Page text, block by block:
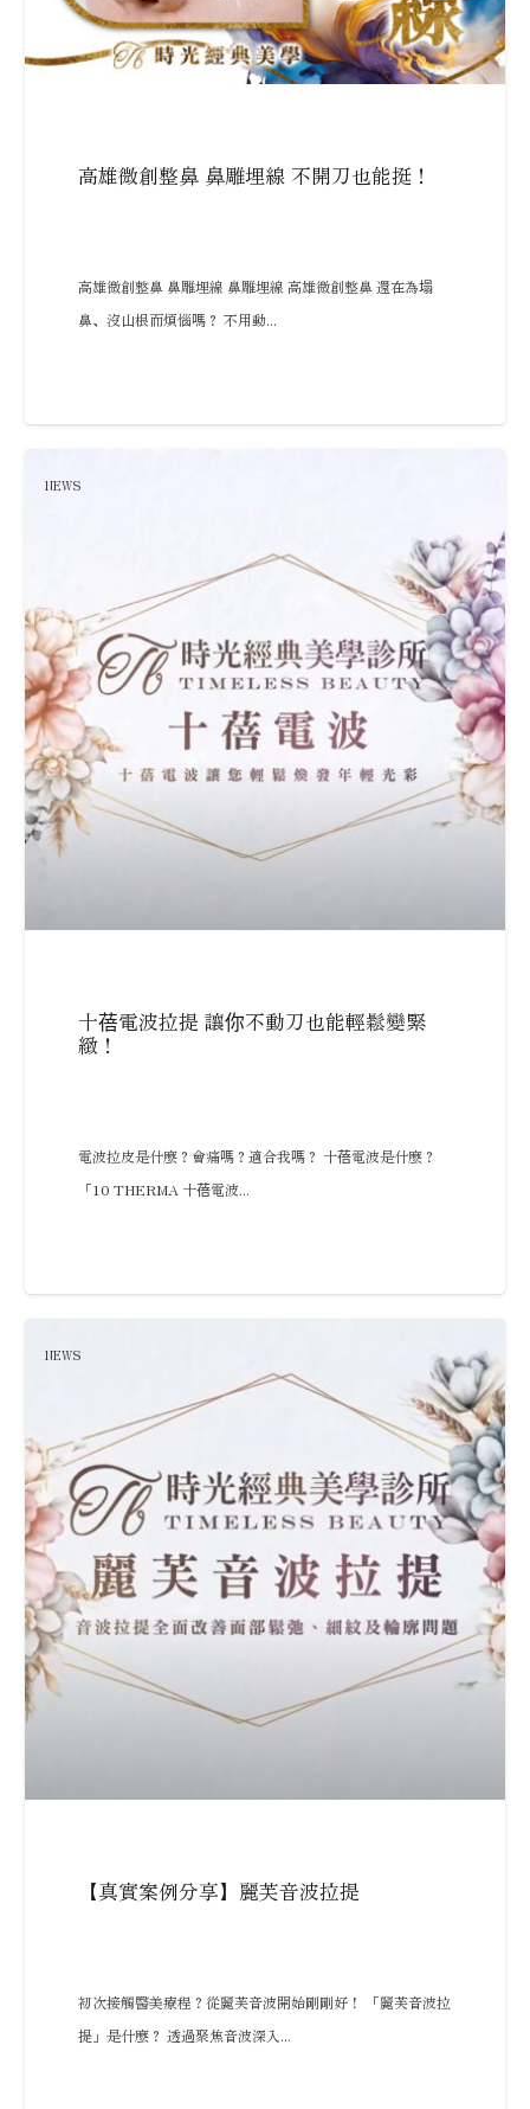
高雄微創整鼻 鼻雕埋線 不開刀也能挺！
高雄微創整鼻 鼻雕埋線 鼻雕埋線 高雄微創整鼻 還在為塌
鼻、沒山根而煩惱嗎？ 不用動...
NEWS
十蓓電波拉提 讓你不動刀也能輕鬆變緊
緻！
電波拉皮是什麼？會痛嗎？適合我嗎？ 十蓓電波是什麼？
「10 THERMA 十蓓電波...
NEWS
【真實案例分享】麗芙音波拉提
初次接觸醫美療程？從麗芙音波開始剛剛好！ 「麗芙音波拉
提」是什麼？ 透過聚焦音波深入...